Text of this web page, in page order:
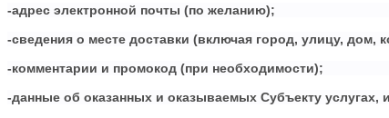
-адрес электронной почты (по желанию);
-сведения о месте доставки (включая город, улицу,
-комментарии и промокод (при необходимости);
-данные об оказанных и оказываемых Субъекту услугах,